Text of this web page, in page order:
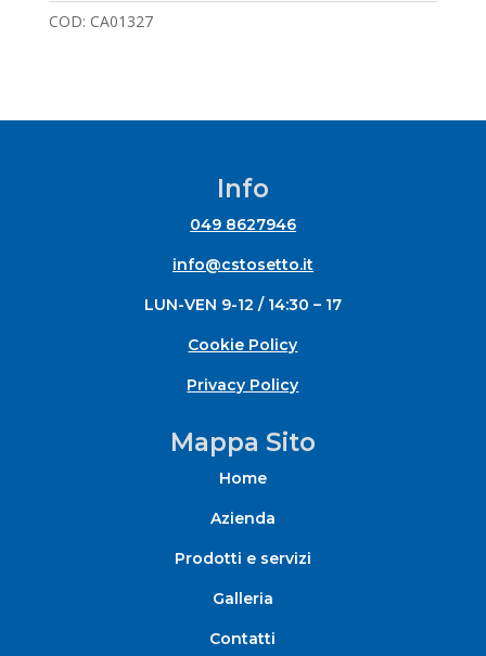
COD: CA01327
Info
049 8627946
info@cstosetto.it
LUN-VEN 9-12 / 14:30 – 17
Cookie Policy
Privacy Policy
Mappa Sito
Home
Azienda
Prodotti e servizi
Galleria
Contatti